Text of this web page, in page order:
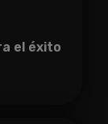
el éxito